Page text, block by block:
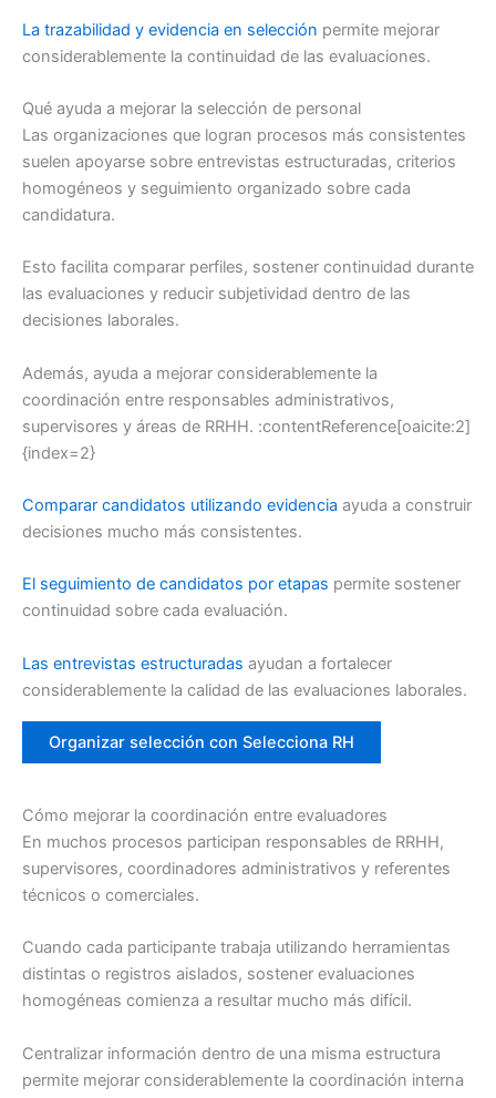
La trazabilidad y evidencia en selección permite mejorar
considerablemente la continuidad de las evaluaciones.
Qué ayuda a mejorar la selección de personal
Las organizaciones que logran procesos más consistentes
suelen apoyarse sobre entrevistas estructuradas, criterios
homogéneos y seguimiento organizado sobre cada
candidatura.
Esto facilita comparar perfiles, sostener continuidad durante
las evaluaciones y reducir subjetividad dentro de las
decisiones laborales.
Además, ayuda a mejorar considerablemente la
coordinación entre responsables administrativos,
supervisores y áreas de RRHH. :contentReference[oaicite:2]
{index=2}
Comparar candidatos utilizando evidencia ayuda a construir
decisiones mucho más consistentes.
El seguimiento de candidatos por etapas permite sostener
continuidad sobre cada evaluación.
Las entrevistas estructuradas ayudan a fortalecer
considerablemente la calidad de las evaluaciones laborales.
Organizar selección con Selecciona RH
Cómo mejorar la coordinación entre evaluadores
En muchos procesos participan responsables de RRHH,
supervisores, coordinadores administrativos y referentes
técnicos o comerciales.
Cuando cada participante trabaja utilizando herramientas
distintas o registros aislados, sostener evaluaciones
homogéneas comienza a resultar mucho más difícil.
Centralizar información dentro de una misma estructura
permite mejorar considerablemente la coordinación interna